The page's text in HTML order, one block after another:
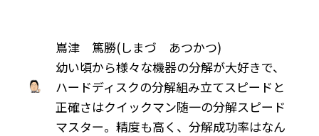
嶌津 篤勝(しまづ あつかつ)
幼い頃から様々な機器の分解が大好きで、
ハードディスクの分解組み立てスピードと
正確さはクイックマン随一の分解スピード
マスター。精度も高く、分解成功率はなん